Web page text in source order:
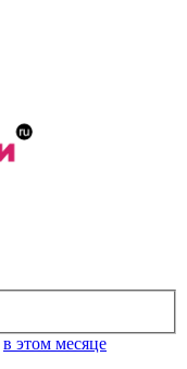
в этом месяце